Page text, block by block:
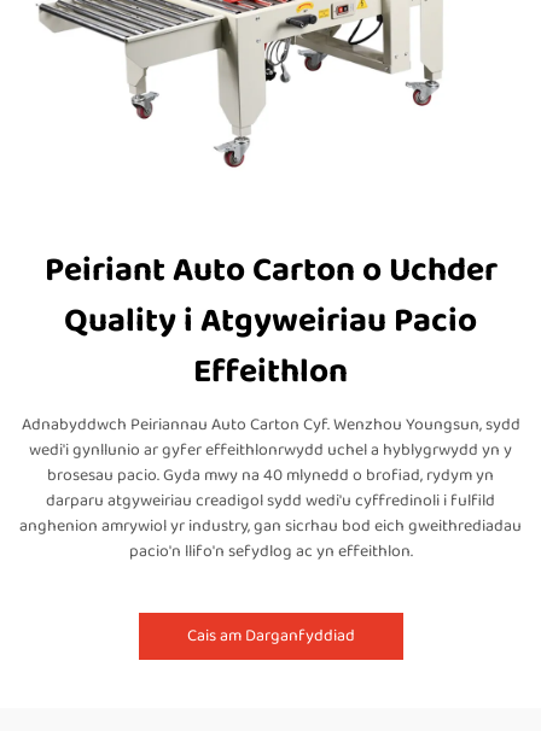
Peiriant Auto Carton o Uchder
Quality i Atgyweiriau Pacio
Effeithlon
Adnabyddwch Peiriannau Auto Carton Cyf. Wenzhou Youngsun, sydd
wedi'i gynllunio ar gyfer effeithlonrwydd uchel a hyblygrwydd yn y
brosesau pacio. Gyda mwy na 40 mlynedd o brofiad, rydym yn
darparu atgyweiriau creadigol sydd wedi'u cyffredinoli i fulfild
anghenion amrywiol yr industry, gan sicrhau bod eich gweithrediadau
pacio'n llifo'n sefydlog ac yn effeithlon.
Cais am Darganfyddiad